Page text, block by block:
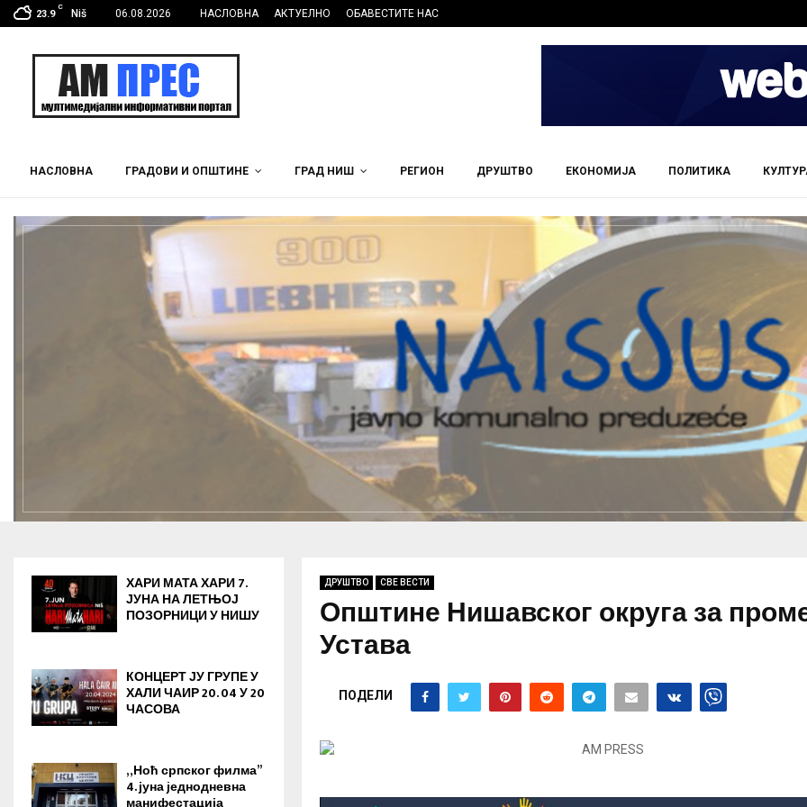
23.9
C
Niš 06.08.2026 НАСЛОВНА АКТУЕЛНО ОБАВЕСТИТЕ НАС
НАСЛОВНА ГРАДОВИ И ОПШТИНЕ ГРАД НИШ РЕГИОН ДРУШТВО ЕКОНОМИЈА ПОЛИТИКА
ДРУШТВО СВЕ ВЕСТИ
Општине Нишавског округа за
Устава
ПОДЕЛИ
ХАРИ МАТА ХАРИ 7.
ЈУНА НА ЛЕТЊОЈ
ПОЗОРНИЦИ У НИШУ
КОНЦЕРТ ЈУ ГРУПЕ У
ХАЛИ ЧАИР 20. 04 У 20
ЧАСОВА
„Ноћ српског филма”
4. јуна jеднодневна